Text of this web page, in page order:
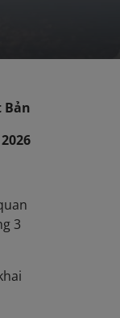
Bản
3